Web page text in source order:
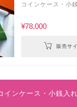
コインケース・小
¥78,000
販売サ
インケース・小銭入